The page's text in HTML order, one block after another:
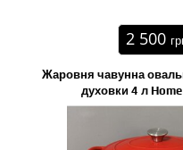
2 500
Жаровня чавунна
духовки 4 л